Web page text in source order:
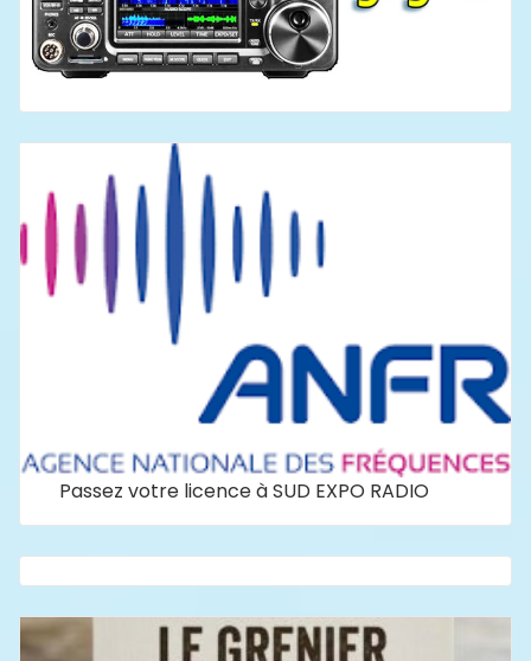
Passez votre licence à SUD EXPO RADIO